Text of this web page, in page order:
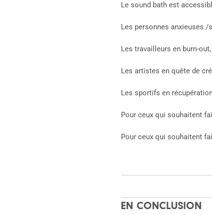
Le sound bath est
Les personnes anxieuses
Les travailleurs en burn-out,
Les artistes en quête de
Les sportifs en
Pour ceux qui souhaitent
Pour ceux qui souhaitent
EN CONCLUSION